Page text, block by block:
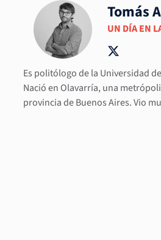
Tomás
UN DÍA EN
Es politólogo de la Universidad
Nació en Olavarría, una
provincia de Buenos Aires. Vio